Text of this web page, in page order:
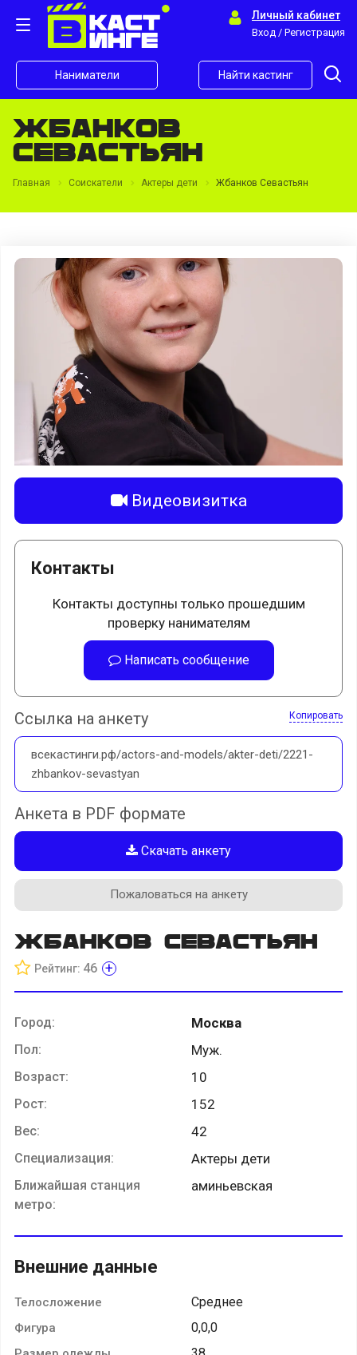
Личный кабинет
Вход / Регистрация
Наниматели Найти кастинг
Жбанков
Севастьян
Главная Соискатели Актеры дети Жбанков Севастьян
Видеовизитка
Контакты
Контакты доступны только прошедшим
проверку нанимателям
Написать сообщение
Ссылка на анкету Копировать
всекастинги.рф/actors-and-models/akter-deti/2221-
zhbankov-sevastyan
Анкета в PDF формате
Скачать анкету
Пожаловаться на анкету
Жбанков Севастьян
Рейтинг: 46 +
Город: Москва
Пол: Муж.
Возраст: 10
Рост: 152
Вес: 42
Специализация: Актеры дети
Ближайшая станция
метро:
аминьевская
Внешние данные
Телосложение Среднее
Фигура 0,0,0